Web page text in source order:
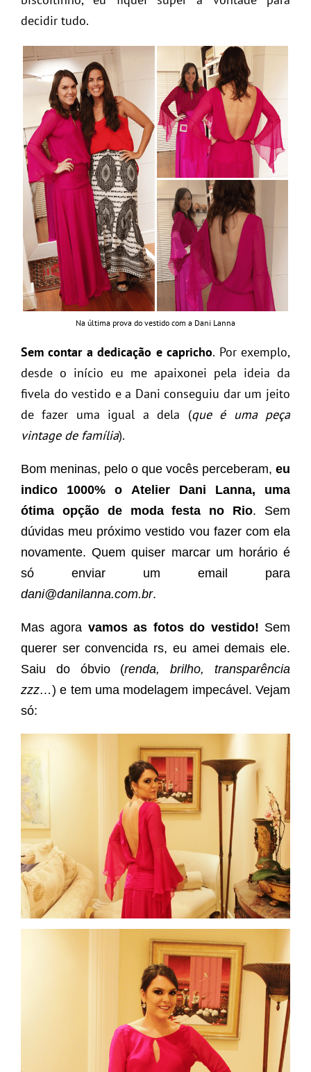
decidir tudo.
Na última prova do vestido com a Dani Lanna
Sem contar a dedicação e capricho. Por exemplo,
desde o início eu me apaixonei pela ideia da
fivela do vestido e a Dani conseguiu dar um jeito
de fazer uma igual a dela (que é uma peça
vintage de família).
Bom meninas, pelo o que vocês perceberam, eu
indico 1000% o Atelier Dani Lanna, uma
ótima opção de moda festa no Rio. Sem
dúvidas meu próximo vestido vou fazer com ela
novamente. Quem quiser marcar um horário é
só enviar um email para
dani@danilanna.com.br.
Mas agora vamos as fotos do vestido! Sem
querer ser convencida rs, eu amei demais ele.
Saiu do óbvio (renda, brilho, transparência
zzz…) e tem uma modelagem impecável. Vejam
só: